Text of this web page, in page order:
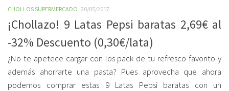
CHOLLOS SUPERMERCADO 20/05/2017
¡Chollazo! 9 Latas Pepsi baratas 2,69€ al
-32% Descuento (0,30€/lata)
¿No te apetece cargar con los pack de tu refresco favorito y
además ahorrarte una pasta? Pues aprovecha que ahora
podemos comprar estas 9 Latas Pepsi baratas con un